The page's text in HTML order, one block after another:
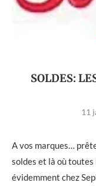
SOLDES:
11
A vos marques…
soldes et là où toutes
évidemment chez